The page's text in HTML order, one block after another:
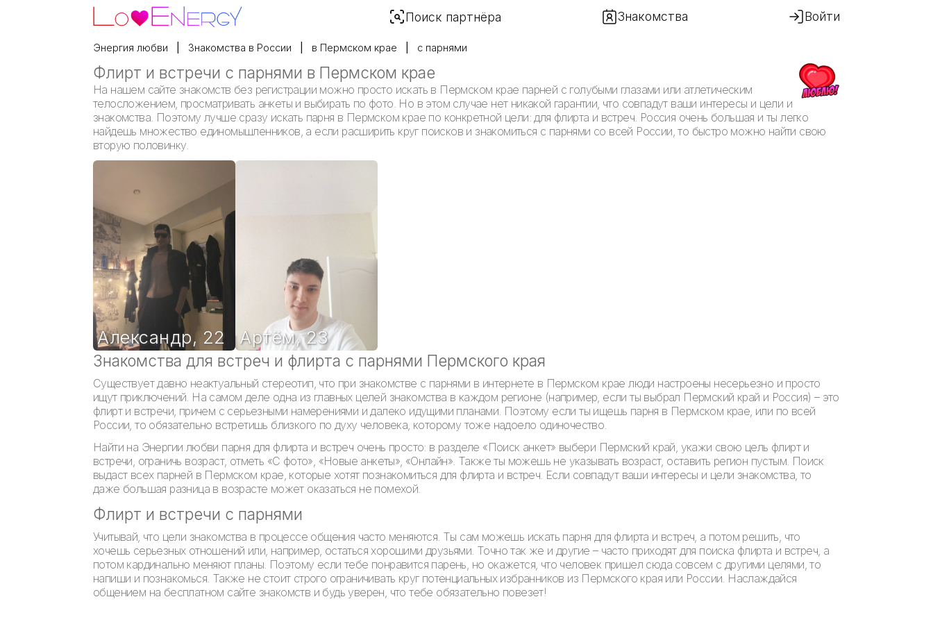
Поиск партнёра Знакомства Войти
Энергия любви Знакомства в России в Пермском крае с парнями
Флирт и встречи с парнями в Пермском крае
На нашем сайте знакомств без регистрации можно просто искать в Пермском крае парней с голубыми глазами или атлетическим
телосложением, просматривать анкеты и выбирать по фото. Но в этом случае нет никакой гарантии, что совпадут ваши интересы и цели и
знакомства. Поэтому лучше сразу искать парня в Пермском крае по конкретной цели: для флирта и встреч. Россия очень большая и ты легко
найдешь множество единомышленников, а если расширить круг поисков и знакомиться с парнями со всей России, то быстро можно найти свою
вторую половинку.
Александр,22 Артëм,23
Знакомства для встреч и флирта с парнями Пермского края
Существует давно неактуальный стереотип, что при знакомстве с парнями в интернете в Пермском крае люди настроены несерьезно и просто
ищут приключений. На самом деле одна из главных целей знакомства в каждом регионе (например, если ты выбрал Пермский край и Россия) – это
флирт и встречи, причем с серьезными намерениями и далеко идущими планами. Поэтому если ты ищешь парня в Пермском крае, или по всей
России, то обязательно встретишь близкого по духу человека, которому тоже надоело одиночество.
Найти на Энергии любви парня для флирта и встреч очень просто: в разделе «Поиск анкет» выбери Пермский край, укажи свою цель флирт и
встречи, ограничь возраст, отметь «С фото», «Новые анкеты», «Онлайн». Также ты можешь не указывать возраст, оставить регион пустым. Поиск
выдаст всех парней в Пермском крае, которые хотят познакомиться для флирта и встреч. Если совпадут ваши интересы и цели знакомства, то
даже большая разница в возрасте может оказаться не помехой.
Флирт и встречи с парнями
Учитывай, что цели знакомства в процессе общения часто меняются. Ты сам можешь искать парня для флирта и встреч, а потом решить, что
хочешь серьезных отношений или, например, остаться хорошими друзьями. Точно так же и другие – часто приходят для поиска флирта и встреч, а
потом кардинально меняют планы. Поэтому если тебе понравится парень, но окажется, что человек пришел сюда совсем с другими целями, то
напиши и познакомься. Также не стоит строго ограничивать круг потенциальных избранников из Пермского края или России. Наслаждайся
общением на бесплатном сайте знакомств и будь уверен, что тебе обязательно повезет!